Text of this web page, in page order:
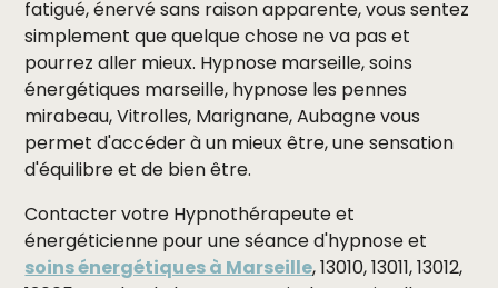
fatigué, énervé sans raison apparente, vous sentez
simplement que quelque chose ne va pas et
pourrez aller mieux. Hypnose marseille, soins
énergétiques marseille, hypnose les pennes
mirabeau, Vitrolles, Marignane, Aubagne vous
permet d'accéder à un mieux être, une sensation
d'équilibre et de bien être.
Contacter votre Hypnothérapeute et
énergéticienne pour une séance d'hypnose et
soins énergétiques à Marseille, 13010, 13011, 13012,